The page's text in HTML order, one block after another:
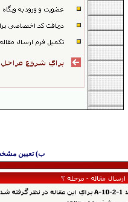
ب) تعیین